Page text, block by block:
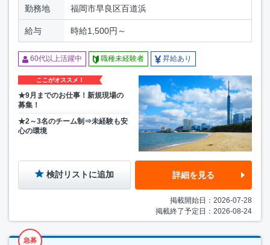
勤務地 福岡市早良区百道浜
給与 時給1,500円～
60代以上活躍中 職種未経験者 昇給あり
ここがオススメ！
★9月までのお仕事！新規現場の
募集！
★2～3名のチーム制⇒未経験も安
心の環境
検討リストに追加 詳細を見る
掲載開始日：2026-07-28
掲載終了予定日：2026-08-24
急募